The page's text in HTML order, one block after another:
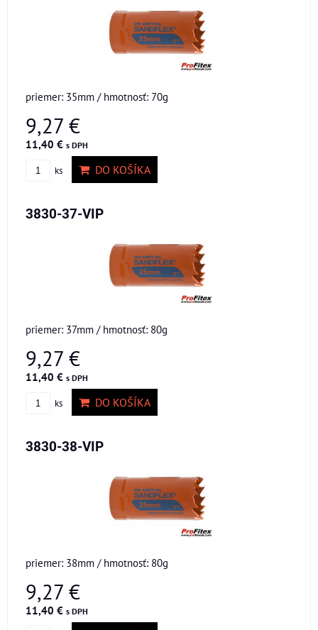
priemer: 35mm / hmotnosť: 70g
9,27 €
11,40 € s DPH
ks DO KOŠÍKA
3830-37-VIP
priemer: 37mm / hmotnosť: 80g
9,27 €
11,40 € s DPH
ks DO KOŠÍKA
3830-38-VIP
priemer: 38mm / hmotnosť: 80g
9,27 €
11,40 € s DPH